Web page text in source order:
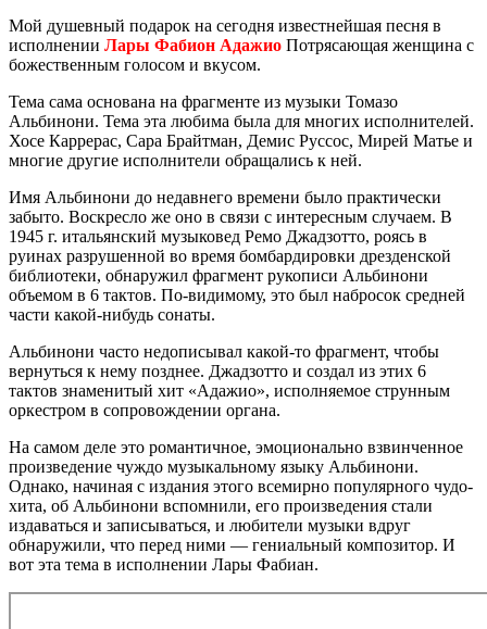
Мой душевный подарок на сегодня известнейшая песня в
исполнении Лары Фабион Адажио Потрясающая женщина с
божественным голосом и вкусом.
Тема сама основана на фрагменте из музыки Томазо
Альбинони. Тема эта любима была для многих исполнителей.
Хосе Каррерас, Сара Брайтман, Демис Руссос, Мирей Матье и
многие другие исполнители обращались к ней.
Имя Альбинони до недавнего времени было практически
забыто. Воскресло же оно в связи с интересным случаем. В
1945 г. итальянский музыковед Ремо Джадзотто, роясь в
руинах разрушенной во время бомбардировки дрезденской
библиотеки, обнаружил фрагмент рукописи Альбинони
объемом в 6 тактов. По-видимому, это был набросок средней
части какой-нибудь сонаты.
Альбинони часто недописывал какой-то фрагмент, чтобы
вернуться к нему позднее. Джадзотто и создал из этих 6
тактов знаменитый хит «Адажио», исполняемое струнным
оркестром в сопровождении органа.
На самом деле это романтичное, эмоционально взвинченное
произведение чуждо музыкальному языку Альбинони.
Однако, начиная с издания этого всемирно популярного чудо-
хита, об Альбинони вспомнили, его произведения стали
издаваться и записываться, и любители музыки вдруг
обнаружили, что перед ними — гениальный композитор. И
вот эта тема в исполнении Лары Фабиан.